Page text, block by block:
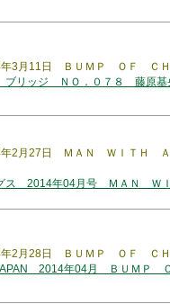
年3月11日 ＢＵＭＰ ＯＦ ＣＨ
ブリッジ ＮＯ．０７８ 藤原基
年2月27日 ＭＡＮ ＷＩＴＨ
ス 2014年04月号 ＭＡＮ Ｗ
年2月28日 ＢＵＭＰ ＯＦ ＣＨ
2014年04月 ＢＵＭＰ